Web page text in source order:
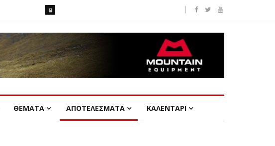
ΘΕΜΑΤΑ ΑΠΟΤΕΛΕΣΜΑΤΑ ΚΑΛΕΝΤΑΡΙ